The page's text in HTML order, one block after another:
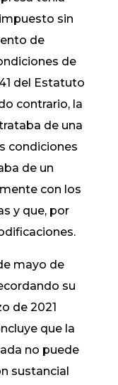
sin
de
de
del Estatuto
contrario, la
de una
condiciones
de un
con los
y que, por
mayo de
su
de 2021
que la
no puede
sustancial